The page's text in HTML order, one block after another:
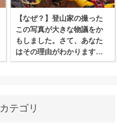
【なぜ？】登山家の撮った
この写真が大きな物議をか
もしました。さて、あなた
はその理由がわかります
か？
カテゴリ